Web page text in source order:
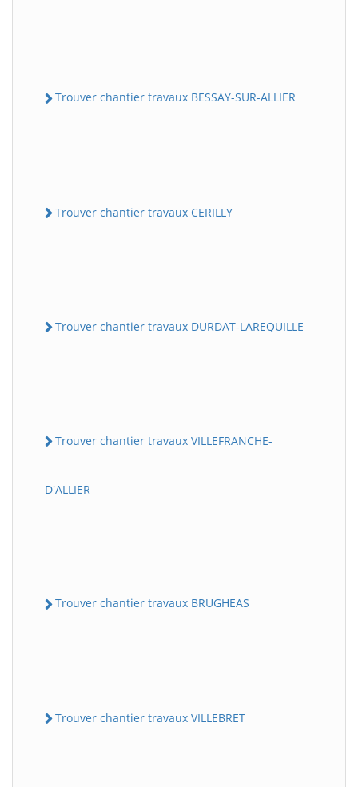
Trouver chantier travaux BESSAY-SUR-ALLIER
Trouver chantier travaux CERILLY
Trouver chantier travaux DURDAT-LAREQUILLE
Trouver chantier travaux VILLEFRANCHE-
D'ALLIER
Trouver chantier travaux BRUGHEAS
Trouver chantier travaux VILLEBRET